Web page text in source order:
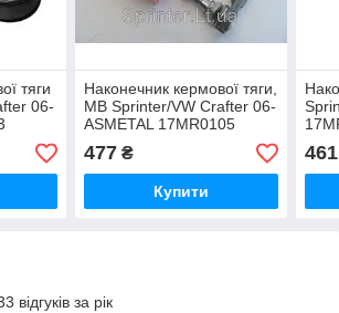
тяги
06-
Наконечник кермової тяги,
MB Sprinter/VW Crafter 06-
ASMETAL 17MR0105
477₴
Купити
461
відгуків за рік